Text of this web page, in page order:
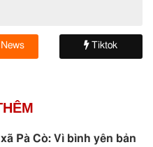
Tiktok
Pà Cò: Vì bình yên bản